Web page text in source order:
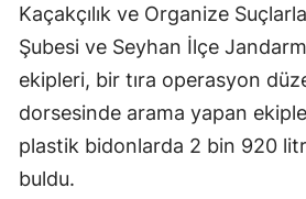
Kaçakçılık ve Organize
Şubesi ve Seyhan İlçe
ekipleri, bir tıra operasyon
dorsesinde arama yapan
plastik bidonlarda 2 bin 920
buldu.